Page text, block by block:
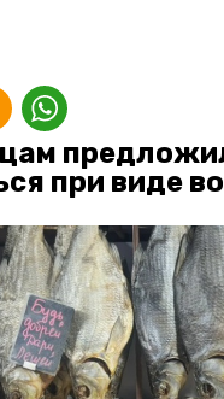
при виде